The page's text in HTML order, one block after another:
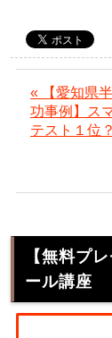
« 【愛知県
功事例】ス
テスト１位
【無料プ
ール講座